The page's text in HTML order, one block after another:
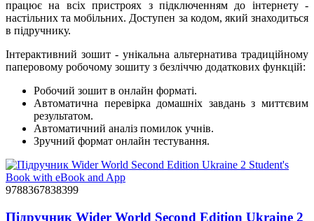
працює на всіх пристроях з підключенням до інтернету -
настільних та мобільних. Доступен за кодом, який знаходиться
в підручнику.
Інтерактивний зошит - унікальна альтернатива традиційному
паперовому робочому зошиту з безліччю додаткових функцій:
Робочий зошит в онлайн форматі.
Автоматична перевірка домашніх завдань з миттєвим
результатом.
Автоматичний аналіз помилок учнів.
Зручний формат онлайн тестування.
9788367838399
Підручник Wider World Second Edition Ukraine 2